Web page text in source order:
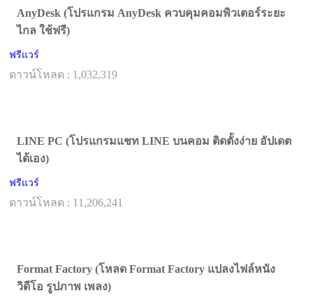
AnyDesk (โปรแกรม AnyDesk ควบคุมคอมพิวเตอร์ระยะ
ไกล ใช้ฟรี)
ฟรีแวร์
ดาวน์โหลด : 1,032,319
LINE PC (โปรแกรมแชท LINE บนคอม ติดตั้งง่าย อัปเดต
ได้เอง)
ฟรีแวร์
ดาวน์โหลด : 11,206,241
Format Factory (โหลด Format Factory แปลงไฟล์หนัง
วิดีโอ รูปภาพ เพลง)